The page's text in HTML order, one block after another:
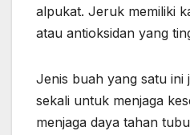
alpukat. Jeruk memiliki
atau antioksidan yang
Jenis buah yang satu ini
sekali untuk menjaga
menjaga daya tahan